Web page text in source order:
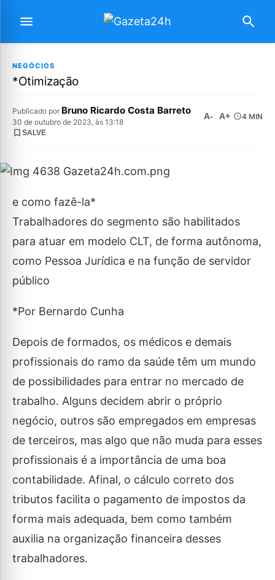
NEGÓCIOS
*Otimização
Publicado por Bruno Ricardo Costa Barreto
30 de outubro de 2023, às 13:18
A- A+ 4 MIN
SALVE
e como fazê-la*
Trabalhadores do segmento são habilitados
para atuar em modelo CLT, de forma autônoma,
como Pessoa Jurídica e na função de servidor
público
*Por Bernardo Cunha
Depois de formados, os médicos e demais
profissionais do ramo da saúde têm um mundo
de possibilidades para entrar no mercado de
trabalho. Alguns decidem abrir o próprio
negócio, outros são empregados em empresas
de terceiros, mas algo que não muda para esses
profissionais é a importância de uma boa
contabilidade. Afinal, o cálculo correto dos
tributos facilita o pagamento de impostos da
forma mais adequada, bem como também
auxilia na organização financeira desses
trabalhadores.